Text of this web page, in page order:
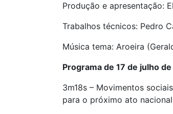
Produção e apresentação:
Trabalhos técnicos: Pedro
Música tema: Aroeira
Programa de 17 de julho
3m18s – Movimentos
para o próximo ato